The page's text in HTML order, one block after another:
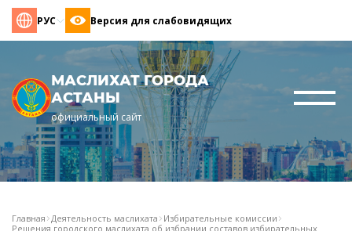
РУС Версия для слабовидящих
МАСЛИХАТ ГОРОДА
АСТАНЫ
официальный сайт
Главная Деятельность маслихата Избирательные комиссии
Решения городского маслихата об избрании составов избирательных